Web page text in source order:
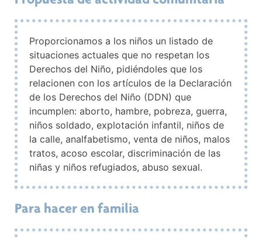
Proporcionamos a los niños un listado de
situaciones actuales que no respetan los
Derechos del Niño, pidiéndoles que los
relacionen con los artículos de la Declaración
de los Derechos del Niño (DDN) que
incumplen: aborto, hambre, pobreza, guerra,
niños soldado, explotación infantil, niños de
la calle, analfabetismo, venta de niños, malos
tratos, acoso escolar, discriminación de las
niñas y niños refugiados, abuso sexual.
Para hacer en familia